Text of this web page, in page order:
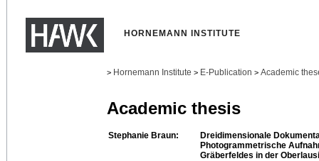
HORNEMANN INSTITUTE
> Hornemann Institute > E-Publication > Academic
Academic thesis
Stephanie Braun:
Dreidimensionale
Photogrammetrische
Gräberfeldes in der